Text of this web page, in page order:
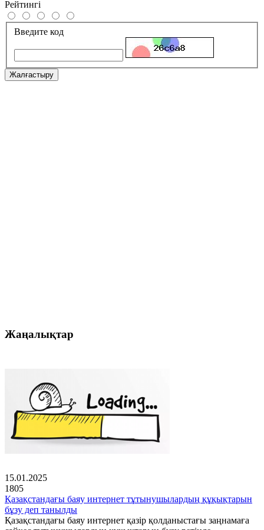
Рейтингі
Введите код
Жалғастыру
Жаңалықтар
15.01.2025
1805
Қазақстандағы баяу интернет тұтынушылардың құқықтарын
бұзу деп танылды
Қазақстандағы баяу интернет қазір қолданыстағы заңнамаға